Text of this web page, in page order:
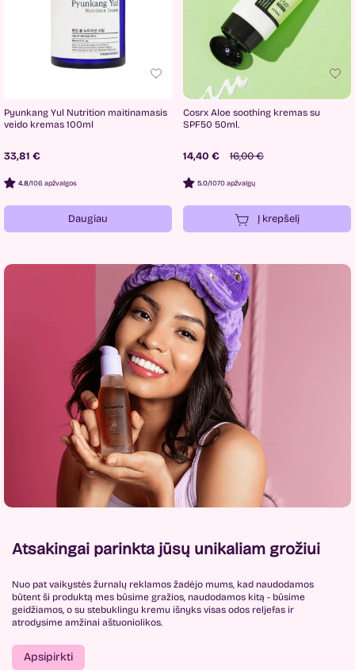
Pyunkang Yul Nutrition maitinamasis
veido kremas 100ml
33,81 €
4.8/106 apžvalgos
Daugiau
Cosrx Aloe soothing kremas su
SPF50 50ml.
14,40 € 16,00 €
5.0/1070 apžvalgų
Į krepšelį
Atsakingai parinkta jūsų unikaliam grožiui
Nuo pat vaikystės žurnalų reklamos žadėjo mums, kad naudodamos
būtent ši produktą mes būsime gražios, naudodamos kitą - būsime
geidžiamos, o su stebuklingu kremu išnyks visas odos reljefas ir
atrodysime amžinai aštuoniolikos.
Apsipirkti